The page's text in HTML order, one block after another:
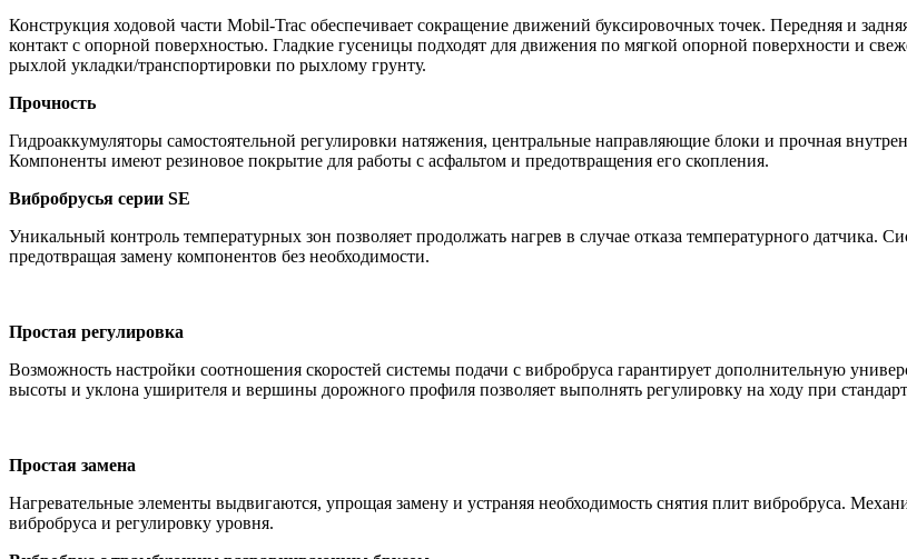
Конструкция ходовой части Mobil-Trac обеспечивает сокращение движений буксировочных точек. Передняя и
контакт с опорной поверхностью. Гладкие гусеницы подходят для движения по мягкой опорной поверхности и
рыхлой укладки/транспортировки по рыхлому грунту.
Прочность
Гидроаккумуляторы самостоятельной регулировки натяжения, центральные направляющие блоки и прочная
Компоненты имеют резиновое покрытие для работы с асфальтом и предотвращения его скопления.
Вибробрусья серии SE
Уникальный контроль температурных зон позволяет продолжать нагрев в случае отказа температурного датчика.
предотвращая замену компонентов без необходимости.
Простая регулировка
Возможность настройки соотношения скоростей системы подачи с вибробруса гарантирует дополнительную
высоты и уклона уширителя и вершины дорожного профиля позволяет выполнять регулировку на ходу при
Простая замена
Нагревательные элементы выдвигаются, упрощая замену и устраняя необходимость снятия плит вибробруса.
вибробруса и регулировку уровня.